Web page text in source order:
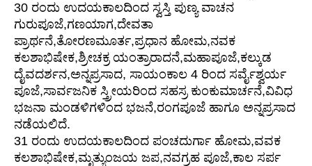
30 ರಂದು ಉದಯಕಾಲದಿಂದ ಸ್ವಸ್ತಿ ಪುಣ್ಯ ವಾಚನ
ಗುರುಪೂಜೆ,ಗಣಯಾಗ,ದೇವತಾ
ಪ್ರಾರ್ಥನೆ,ತೋರಣಮೂರ್ತ,ಪ್ರಧಾನ ಹೋಮ,ನವಕ
ಕಲಶಾಭಿಷೇಕ,ಶ್ರೀಚಕ್ರ ಯಂತ್ರಾರಾದನೆ,ಮಹಾಪೂಜೆ,ಕಲ್ಕುಡ
ದೈವದರ್ಶನ,ಅನ್ನಪ್ರಸಾದ, ಸಾಯಂಕಾಲ 4 ರಿಂದ ಸರ್ವೈಶ್ವರ್ಯ
ಪೂಜೆ,ಸಾರ್ವಜನಿಕ ಸ್ತ್ರೀಯರಿಂದ ಸಹಸ್ರ ಕುಂಕುಮಾರ್ಚನೆ,ವಿವಿಧ
ಭಜನಾ ಮಂಡಳಿಗಳಿಂದ ಭಜನೆ,ರಂಗಪೂಜೆ ಹಾಗೂ ಅನ್ನಪ್ರಸಾದ
ನಡೆಯಲಿದೆ.
31 ರಂದು ಉದಯಕಾಲದಿಂದ ಪಂಚದುರ್ಗಾ ಹೋಮ,ವವಕ
ಕಲಶಾಭಿಷೇಕ,ಮೃತ್ಯುಂಜಯ ಜಪ,ನವಗ್ರಹ ಪೂಜೆ,ಕಾಲ ಸರ್ಪ